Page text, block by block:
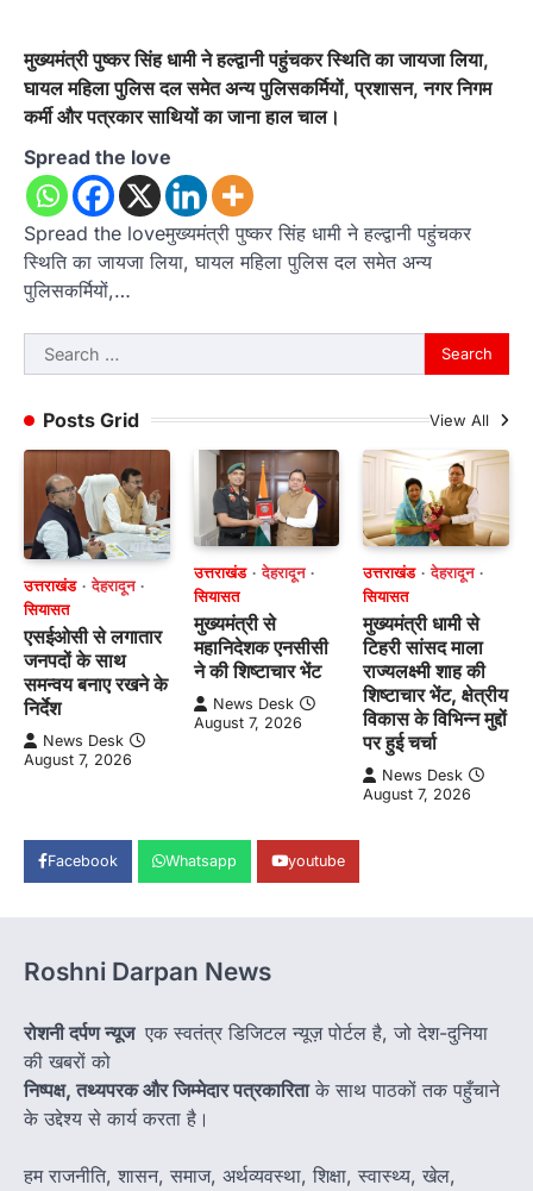
मुख्यमंत्री पुष्कर सिंह धामी ने हल्द्वानी पहुंचकर स्थिति का जायजा लिया,
घायल महिला पुलिस दल समेत अन्य पुलिसकर्मियों, प्रशासन, नगर निगम
कर्मी और पत्रकार साथियों का जाना हाल चाल।
Spread the love
Spread the loveमुख्यमंत्री पुष्कर सिंह धामी ने हल्द्वानी पहुंचकर
स्थिति का जायजा लिया, घायल महिला पुलिस दल समेत अन्य
पुलिसकर्मियों,…
Search
for:
Posts Grid
View All
उत्तराखंड
देहरादून
सियासत
एसईओसी से लगातार
जनपदों के साथ
समन्वय बनाए रखने के
निर्देश
News Desk
August 7, 2026
उत्तराखंड
देहरादून
सियासत
मुख्यमंत्री से
महानिदेशक एनसीसी
ने की शिष्टाचार भेंट
News Desk
August 7, 2026
उत्तराखंड
देहरादून
सियासत
मुख्यमंत्री धामी से
टिहरी सांसद माला
राज्यलक्ष्मी शाह की
शिष्टाचार भेंट, क्षेत्रीय
विकास के विभिन्न मुद्दों
पर हुई चर्चा
News Desk
August 7, 2026
Facebook Whatsapp youtube
Roshni Darpan News
रोशनी दर्पण न्यूज एक स्वतंत्र डिजिटल न्यूज़ पोर्टल है, जो देश-दुनिया
की खबरों को
निष्पक्ष, तथ्यपरक और जिम्मेदार पत्रकारिताके साथ पाठकों तक पहुँचाने
के उद्देश्य से कार्य करता है।
हम राजनीति, शासन, समाज, अर्थव्यवस्था, शिक्षा, स्वास्थ्य, खेल,